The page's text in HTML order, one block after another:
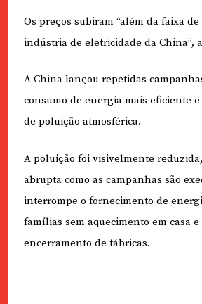
Os preços subiram “além da faixa
indústria de eletricidade da China”,
A China lançou repetidas
consumo de energia mais eficiente
de poluição atmosférica.
A poluição foi visivelmente
abrupta como as campanhas são
interrompe o fornecimento de
famílias sem aquecimento em casa
encerramento de fábricas.